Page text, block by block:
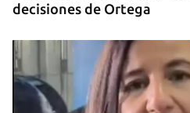
decisiones de Ortega